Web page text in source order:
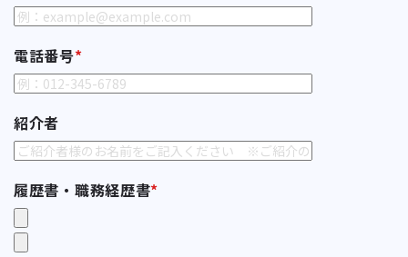
電話番号*
紹介者
履歴書・職務経歴書*